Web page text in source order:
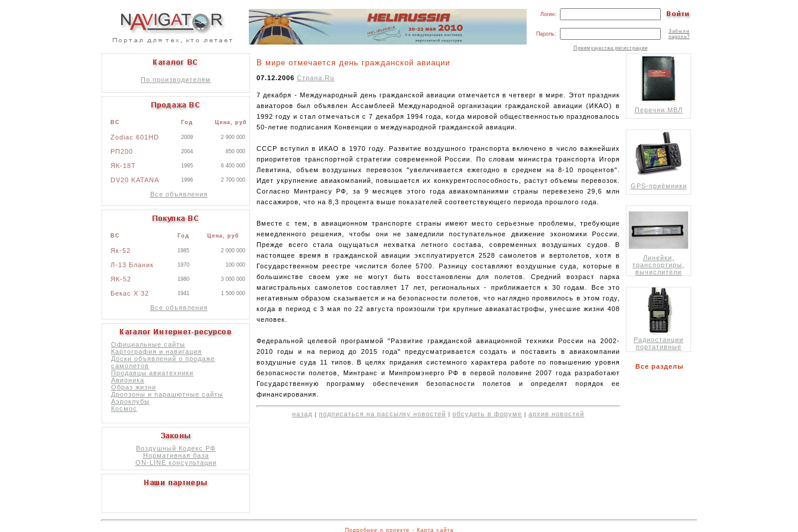
Логин:
Пароль:
Забыли
пароль?
Преимущества регистрации
По производителям
ВС Год Цена, руб
Zodiac 601HD 2009 2 900 000
РП200 2004 850 000
ЯК-18Т 1995 6 400 000
DV20 KATANA 1996 2 700 000
Все объявления
ВС Год Цена, руб
Як-52 1985 2 000 000
Л-13 Бланик 1970 100 000
ЯК-52 1980 3 000 000
Бекас X 32 1941 1 500 000
Все объявления
Официальные сайты
Картография и навигация
Доски объявлений о продаже
самолетов
Продавцы авиатехники
Авионика
Образ жизни
Дропзоны и парашютные сайты
Аэроклубы
Космос
Воздушный Кодекс РФ
Нормативная база
ON-LINE консультации
В мире отмечается день гражданской авиации
07.12.2006 Страна.Ru
7 декабря - Международный день гражданской авиации отмечается в четверг в мире. Этот праздник
авиаторов был объявлен Ассамблеей Международной организации гражданской авиации (ИКАО) в
1992 году и стал отмечаться с 7 декабря 1994 года, когда мировой общественностью праздновалось
50-летие подписания Конвенции о международной гражданской авиации.
СССР вступил в ИКАО в 1970 году. Развитие воздушного транспорта включено в число важнейших
приоритетов транспортной стратегии современной России. По словам министра транспорта Игоря
Левитина, объем воздушных перевозок "увеличивается ежегодно в среднем на 8-10 процентов".
Идет укрупнение авиакомпаний, повышается их конкурентоспособность, растут объемы перевозок.
Согласно Минтрансу РФ, за 9 месяцев этого года авиакомпаниями страны перевезено 29,6 млн
пассажиров, что на 8,3 процента выше показателей соответствующего периода прошлого года.
Вместе с тем, в авиационном транспорте страны имеют место серьезные проблемы, требующие
немедленного решения, чтобы они не замедлили поступательное движение экономики России.
Прежде всего стала ощущаться нехватка летного состава, современных воздушных судов. В
настоящее время в гражданской авиации эксплуатируется 2528 самолетов и вертолетов, хотя в
Государственном реестре числится более 5700. Разницу составляют воздушные суда, которые в
большинстве своем уже не могут быть восстановлены для полетов. Средний возраст парка
магистральных самолетов составляет 17 лет, региональных - приближается к 30 годам. Все это
негативным образом сказывается и на безопасности полетов, что наглядно проявилось в этом году,
когда в период с 3 мая по 22 августа произошли три крупные авиакатастрофы, унесшие жизни 408
человек.
Федеральной целевой программой "Развитие гражданской авиационной техники России на 2002-
2010 годы и на период до 2015 года" предусматривается создать и поставить в авиакомпании
воздушные суда 11 типов. В целях придания системного характера работе по повышению уровня
безопасности полетов, Минтранс и Минпромэнерго РФ в первой половине 2007 года разработают
Государственную программу обеспечения безопасности полетов и определят порядок ее
финансирования.
назад подписаться на рассылку новостей обсудить в форуме архив новостей
Перечни МВЛ
GPS-приёмники
Линейки,
транспортиры,
вычислители
Радиостанции
портативные
Все разделы
Подробнее о проекте - Карта сайта